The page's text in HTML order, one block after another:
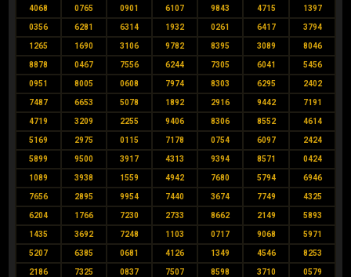
4068 0765 0901 6107 9843 4715 1397
0356 6281 6314 1932 0261 6417 3794
1265 1690 3106 9782 8395 3089 8046
8878 0467 7556 6244 7305 6041 5456
0951 8005 0608 7974 8303 6295 2402
7487 6653 5078 1892 2916 9442 7191
4719 3209 2255 9406 8306 8552 4614
5169 2975 0115 7178 0754 6097 2424
5899 9500 3917 4313 9394 8571 0424
1089 3938 1559 4942 7680 5794 6946
7656 2895 9954 7440 3674 7749 4325
6204 1766 7230 2733 8662 2149 5893
1435 3692 7248 1103 0717 9068 5971
5207 6385 0681 4126 1349 4546 8253
2186 7325 0837 7507 8598 3710 0579